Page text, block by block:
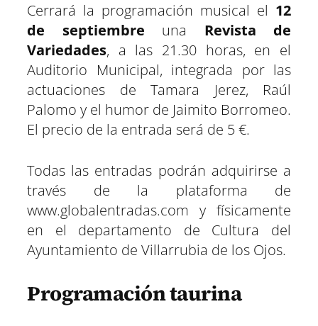
Cerrará la programación musical el 12
de septiembre una Revista de
Variedades, a las 21.30 horas, en el
Auditorio Municipal, integrada por las
actuaciones de Tamara Jerez, Raúl
Palomo y el humor de Jaimito Borromeo.
El precio de la entrada será de 5 €.
Todas las entradas podrán adquirirse a
través de la plataforma de
www.globalentradas.com y físicamente
en el departamento de Cultura del
Ayuntamiento de Villarrubia de los Ojos.
Programación taurina